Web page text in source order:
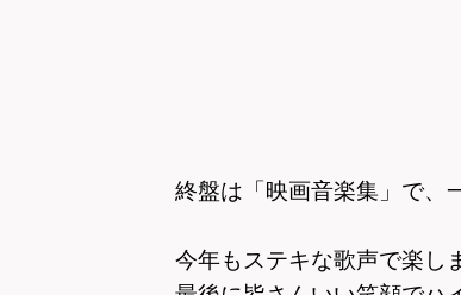
終盤は「映画音楽集」で、
今年もステキな歌声で楽し